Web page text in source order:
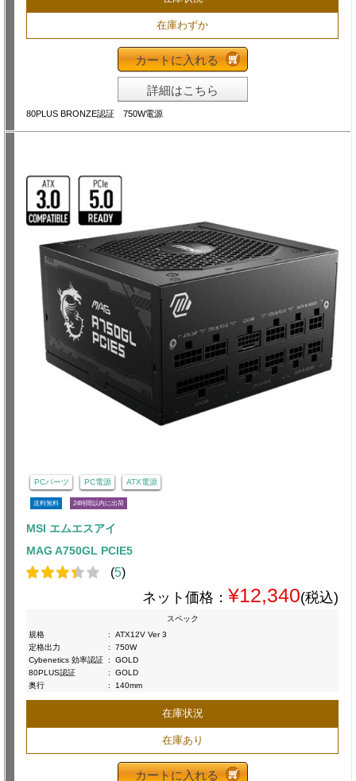
在庫わずか
カートに入れる
詳細はこちら
80PLUS BRONZE認証 750W電源
PCパーツ PC電源 ATX電源
送料無料 24時間以内に出荷
MSI エムエスアイ
MAG A750GL PCIE5
(5)
ネット価格： ¥12,340(税込)
スペック
規格
:
ATX12V Ver 3
定格出力
:
750W
Cybenetics 効率認証 :
GOLD
80PLUS認証
:
GOLD
奥行
: 140mm
在庫状況
在庫あり
カートに入れる